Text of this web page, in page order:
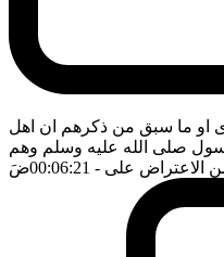
او ما سبق من ذكرهم ان اهل
صلى الله عليه وسلم وهم
الاعتراض على - 00:06:21 ضَ